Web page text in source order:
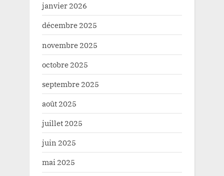
janvier 2026
décembre 2025
novembre 2025
octobre 2025
septembre 2025
août 2025
juillet 2025
juin 2025
mai 2025